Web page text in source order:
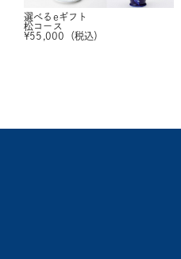
選べるeギフト
松コース
¥55,000 （税込）